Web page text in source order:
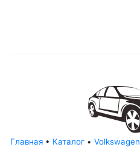
Главная• Каталог• Volkswagen